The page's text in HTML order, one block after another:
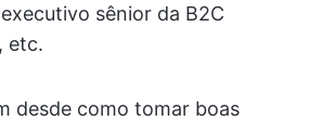
sênior da B2C
etc.
desde como tomar boas